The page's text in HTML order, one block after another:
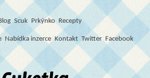
Scuk Prkýnko Recepty
Nabídka inzerce Kontakt Twitter Facebook